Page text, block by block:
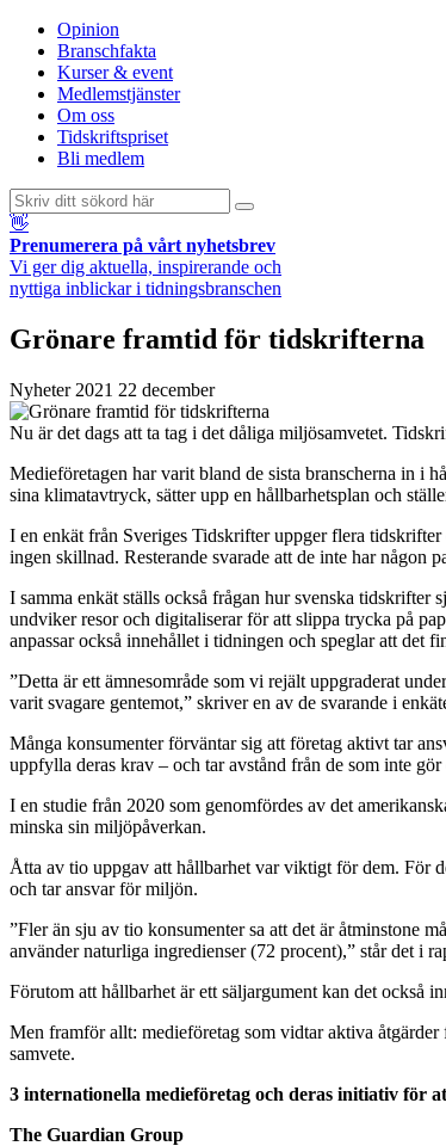
Opinion
Branschfakta
Kurser & event
Medlemstjänster
Om oss
Tidskriftspriset
Bli medlem
👋
Prenumerera på vårt nyhetsbrev
Vi ger dig aktuella, inspirerande och
nyttiga inblickar i tidningsbranschen
Grönare framtid för tidskrifterna
Nyheter 2021 22 december
Nu är det dags att ta tag i det dåliga miljösamvetet.
Medieföretagen har varit bland de sista branscherna in i
sina klimatavtryck, sätter upp en hållbarhetsplan och
I en enkät från Sveriges Tidskrifter uppger flera
ingen skillnad. Resterande svarade att de inte har någon
I samma enkät ställs också frågan hur svenska tidskrifter
undviker resor och digitaliserar för att slippa trycka på
anpassar också innehållet i tidningen och speglar att det
”Detta är ett ämnesområde som vi rejält uppgraderat
varit svagare gentemot,” skriver en av de svarande i
Många konsumenter förväntar sig att företag aktivt tar
uppfylla deras krav – och tar avstånd från de som inte gör
I en studie från 2020 som genomfördes av det
minska sin miljöpåverkan.
Åtta av tio uppgav att hållbarhet var viktigt för dem. För
och tar ansvar för miljön.
”Fler än sju av tio konsumenter sa att det är åtminstone
använder naturliga ingredienser (72 procent),” står det i
Förutom att hållbarhet är ett säljargument kan det också
Men framför allt: medieföretag som vidtar aktiva
samvete.
3 internationella medieföretag och deras initiativ för
The Guardian Group